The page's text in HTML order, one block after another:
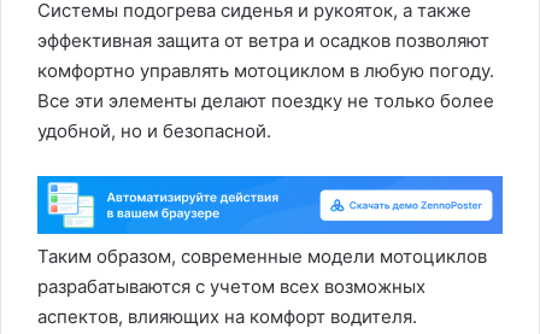
Системы подогрева сиденья и рукояток, а также
эффективная защита от ветра и осадков позволяют
комфортно управлять мотоциклом в любую погоду.
Все эти элементы делают поездку не только более
удобной, но и безопасной.
Таким образом, современные модели мотоциклов
разрабатываются с учетом всех возможных
аспектов, влияющих на комфорт водителя.